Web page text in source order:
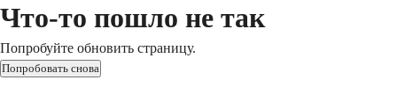
Что-то пошло не так
Попробуйте обновить страницу.
Попробовать снова